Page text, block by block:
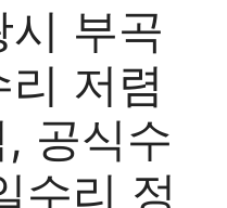
부곡
저렴
공식수
수리 정